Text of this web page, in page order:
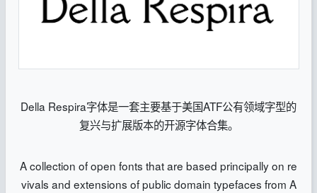
Della Respira字体是一套主要基于美国ATF公有领域字型的
复兴与扩展版本的开源字体合集。
A collection of open fonts that are based principally on re
vivals and extensions of public domain typefaces from A